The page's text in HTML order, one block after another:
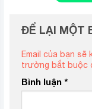
ĐỂ LẠI MỘT
Email của bạn sẽ
trường bắt buộc
Bình luận *